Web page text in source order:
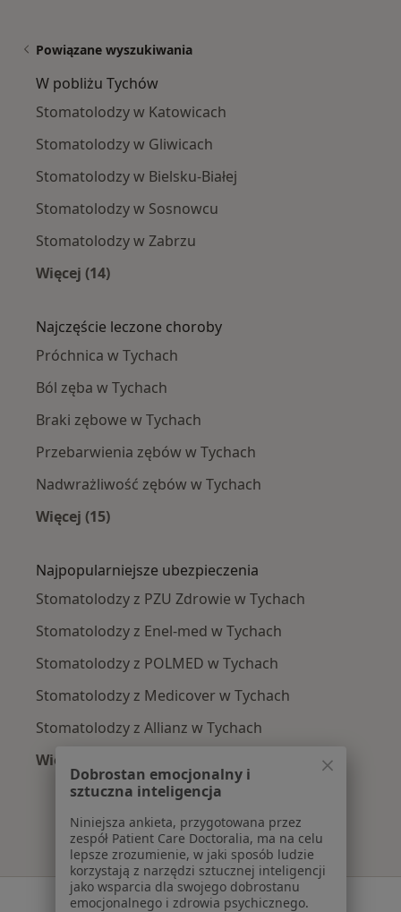
Powiązane wyszukiwania
W pobliżu Tychów
Stomatolodzy w Katowicach
Stomatolodzy w Gliwicach
Stomatolodzy w Bielsku-Białej
Stomatolodzy w Sosnowcu
Stomatolodzy w Zabrzu
Więcej (14)
Najczęście leczone choroby
Próchnica w Tychach
Ból zęba w Tychach
Braki zębowe w Tychach
Przebarwienia zębów w Tychach
Nadwrażliwość zębów w Tychach
Więcej (15)
Najpopularniejsze ubezpieczenia
Stomatolodzy z PZU Zdrowie w Tychach
Stomatolodzy z Enel-med w Tychach
Stomatolodzy z POLMED w Tychach
Stomatolodzy z Medicover w Tychach
Stomatolodzy z Allianz w Tychach
Więcej (3)
Więcej w kategorii: Najpopularniejsze
Serwis
Dobrostan emocjonalny i
sztuczna inteligencja
Niniejsza ankieta, przygotowana przez
zespół Patient Care Doctoralia, ma na celu
lepsze zrozumienie, w jaki sposób ludzie
korzystają z narzędzi sztucznej inteligencji
jako wsparcia dla swojego dobrostanu
emocjonalnego i zdrowia psychicznego.